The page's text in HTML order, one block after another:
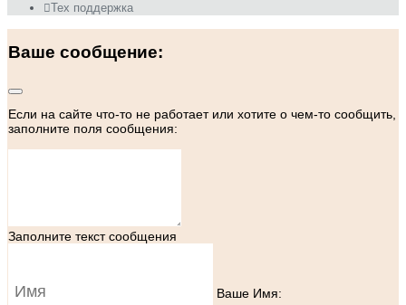
Тех поддержка
Ваше сообщение:
Если на сайте что-то не работает или хотите о чем-то сообщить,
заполните поля сообщения:
Заполните текст сообщения
Ваше Имя: